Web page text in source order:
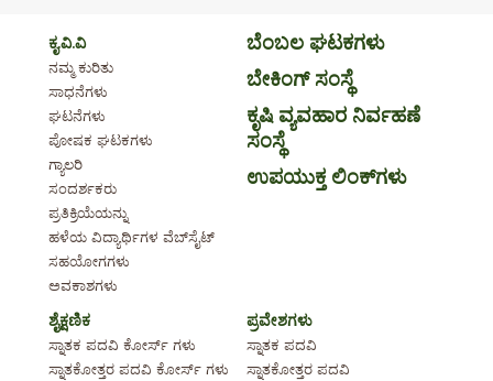
ಕೃ.ವಿ.ವಿ
ನಮ್ಮ ಕುರಿತು
ಸಾಧನೆಗಳು
ಘಟನೆಗಳು
ಪೋಷಕ ಘಟಕಗಳು
ಗ್ಯಾಲರಿ
ಸಂದರ್ಶಕರು
ಪ್ರತಿಕ್ರಿಯೆಯನ್ನು
ಹಳೆಯ ವಿದ್ಯಾರ್ಥಿಗಳ ವೆಬ್‌ಸೈಟ್
ಸಹಯೋಗಗಳು
ಅವಕಾಶಗಳು
ಬೆಂಬಲ ಘಟಕಗಳು
ಬೇಕಿಂಗ್ ಸಂಸ್ಥೆ
ಕೃಷಿ ವ್ಯವಹಾರ ನಿರ್ವಹಣೆ
ಸಂಸ್ಥೆ
ಉಪಯುಕ್ತ ಲಿಂಕ್‌ಗಳು
ಶೈಕ್ಷಣಿಕ
ಸ್ನಾತಕ ಪದವಿ ಕೋರ್ಸ್ ಗಳು
ಸ್ನಾತಕೋತ್ತರ ಪದವಿ ಕೋರ್ಸ್ ಗಳು
ಪ್ರವೇಶಗಳು
ಸ್ನಾತಕ ಪದವಿ
ಸ್ನಾತಕೋತ್ತರ ಪದವಿ